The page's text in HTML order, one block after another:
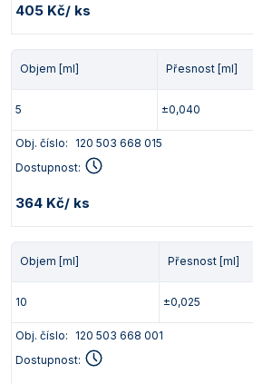
405 Kč/ ks
Objem [ml] Přesnost [ml]
5 ±0,040
Obj. číslo:
120 503 668 015
Dostupnost:
364 Kč/ ks
Objem [ml] Přesnost [ml]
10 ±0,025
Obj. číslo:
120 503 668 001
Dostupnost: